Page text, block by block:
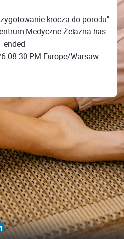
krocza do porodu"
Medyczne Żelazna has
ended
08:30 PM Europe/Warsaw